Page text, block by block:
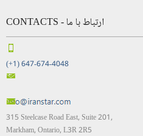
CONTACTS - ارتباط با ما
(+1) 647-674-4048
315 Steelcase Road East, Suite 201,
Markham, Ontario, L3R 2R5